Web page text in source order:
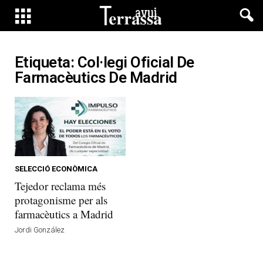
Etiqueta: Col·legi Oficial De
Farmacèutics De Madrid
SELECCIÓ ECONÒMICA
Tejedor reclama més
protagonisme per als
farmacèutics a Madrid
Jordi González